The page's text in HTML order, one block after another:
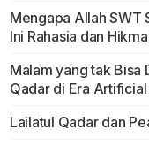
Mengapa Allah SWT
Ini Rahasia dan
Malam yang tak Bisa
Qadar di Era
Lailatul Qadar dan